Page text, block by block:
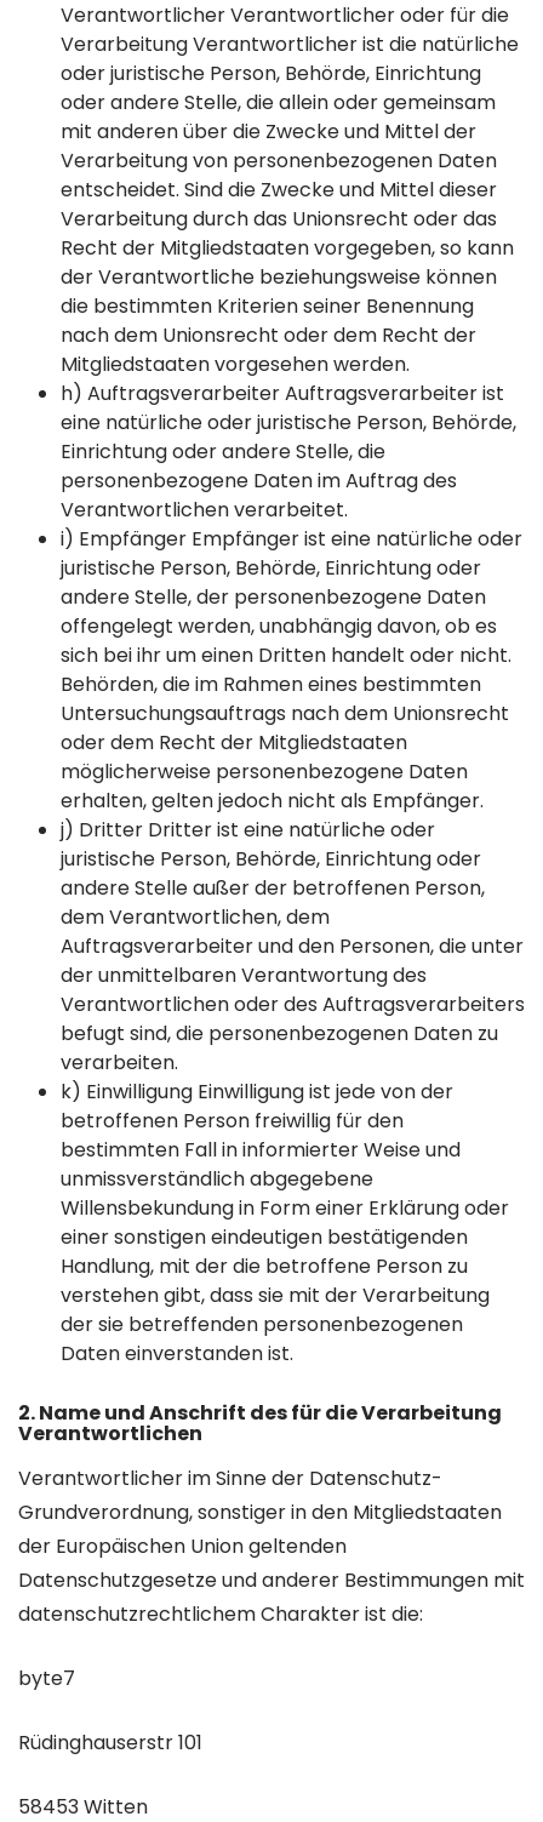
Verantwortlicher Verantwortlicher oder für die
Verarbeitung Verantwortlicher ist die natürliche
oder juristische Person, Behörde, Einrichtung
oder andere Stelle, die allein oder gemeinsam
mit anderen über die Zwecke und Mittel der
Verarbeitung von personenbezogenen Daten
entscheidet. Sind die Zwecke und Mittel dieser
Verarbeitung durch das Unionsrecht oder das
Recht der Mitgliedstaaten vorgegeben, so kann
der Verantwortliche beziehungsweise können
die bestimmten Kriterien seiner Benennung
nach dem Unionsrecht oder dem Recht der
Mitgliedstaaten vorgesehen werden.
h) Auftragsverarbeiter Auftragsverarbeiter ist
eine natürliche oder juristische Person, Behörde,
Einrichtung oder andere Stelle, die
personenbezogene Daten im Auftrag des
Verantwortlichen verarbeitet.
i) Empfänger Empfänger ist eine natürliche oder
juristische Person, Behörde, Einrichtung oder
andere Stelle, der personenbezogene Daten
offengelegt werden, unabhängig davon, ob es
sich bei ihr um einen Dritten handelt oder nicht.
Behörden, die im Rahmen eines bestimmten
Untersuchungsauftrags nach dem Unionsrecht
oder dem Recht der Mitgliedstaaten
möglicherweise personenbezogene Daten
erhalten, gelten jedoch nicht als Empfänger.
j) Dritter Dritter ist eine natürliche oder
juristische Person, Behörde, Einrichtung oder
andere Stelle außer der betroffenen Person,
dem Verantwortlichen, dem
Auftragsverarbeiter und den Personen, die unter
der unmittelbaren Verantwortung des
Verantwortlichen oder des Auftragsverarbeiters
befugt sind, die personenbezogenen Daten zu
verarbeiten.
k) Einwilligung Einwilligung ist jede von der
betroffenen Person freiwillig für den
bestimmten Fall in informierter Weise und
unmissverständlich abgegebene
Willensbekundung in Form einer Erklärung oder
einer sonstigen eindeutigen bestätigenden
Handlung, mit der die betroffene Person zu
verstehen gibt, dass sie mit der Verarbeitung
der sie betreffenden personenbezogenen
Daten einverstanden ist.
2. Name und Anschrift des für die Verarbeitung
Verantwortlichen
Verantwortlicher im Sinne der Datenschutz-
Grundverordnung, sonstiger in den Mitgliedstaaten
der Europäischen Union geltenden
Datenschutzgesetze und anderer Bestimmungen mit
datenschutzrechtlichem Charakter ist die:
byte7
Rüdinghauserstr 101
58453 Witten